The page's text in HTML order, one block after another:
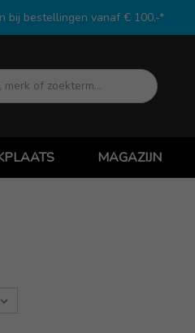
bij bestellingen vanaf € 100,-*
MAGAZIJN